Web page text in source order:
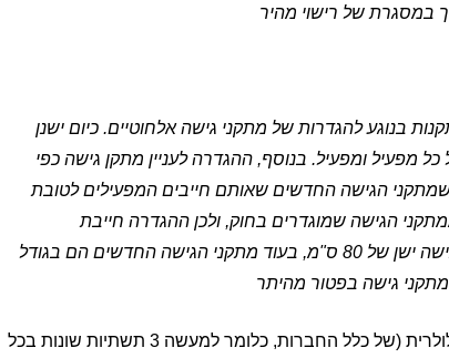
במסגרת של רישוי מהיר
בנוגע להגדרות של מתקני גישה אלחוטיים. כיום ישנן
מפעיל ומפעיל. בנוסף, ההגדרה לעניין מתקן גישה כפי
הגישה החדשים שאותם חייבים המפעילים לטובת
הגישה שמוגדרים בחוק, ולכן ההגדרה חייבת
להשתנות. ההגדרה קובעת גודל מתקן גישה ישן של 80 ס"מ, בעוד מתקני הגישה החדשים הם בגודל
ההחלטה כבר ברורה, הכרה בתשתית הסלולרית (של כלל החברות, כלומר למעשה 3 תשתיות שונות בכל